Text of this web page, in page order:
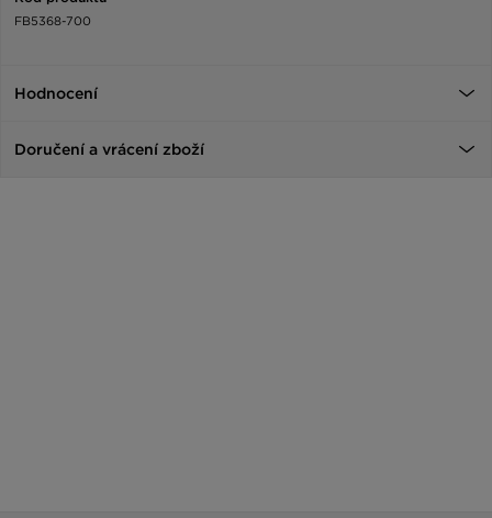
FB5368-700
Hodnocení
Doručení a vrácení zboží